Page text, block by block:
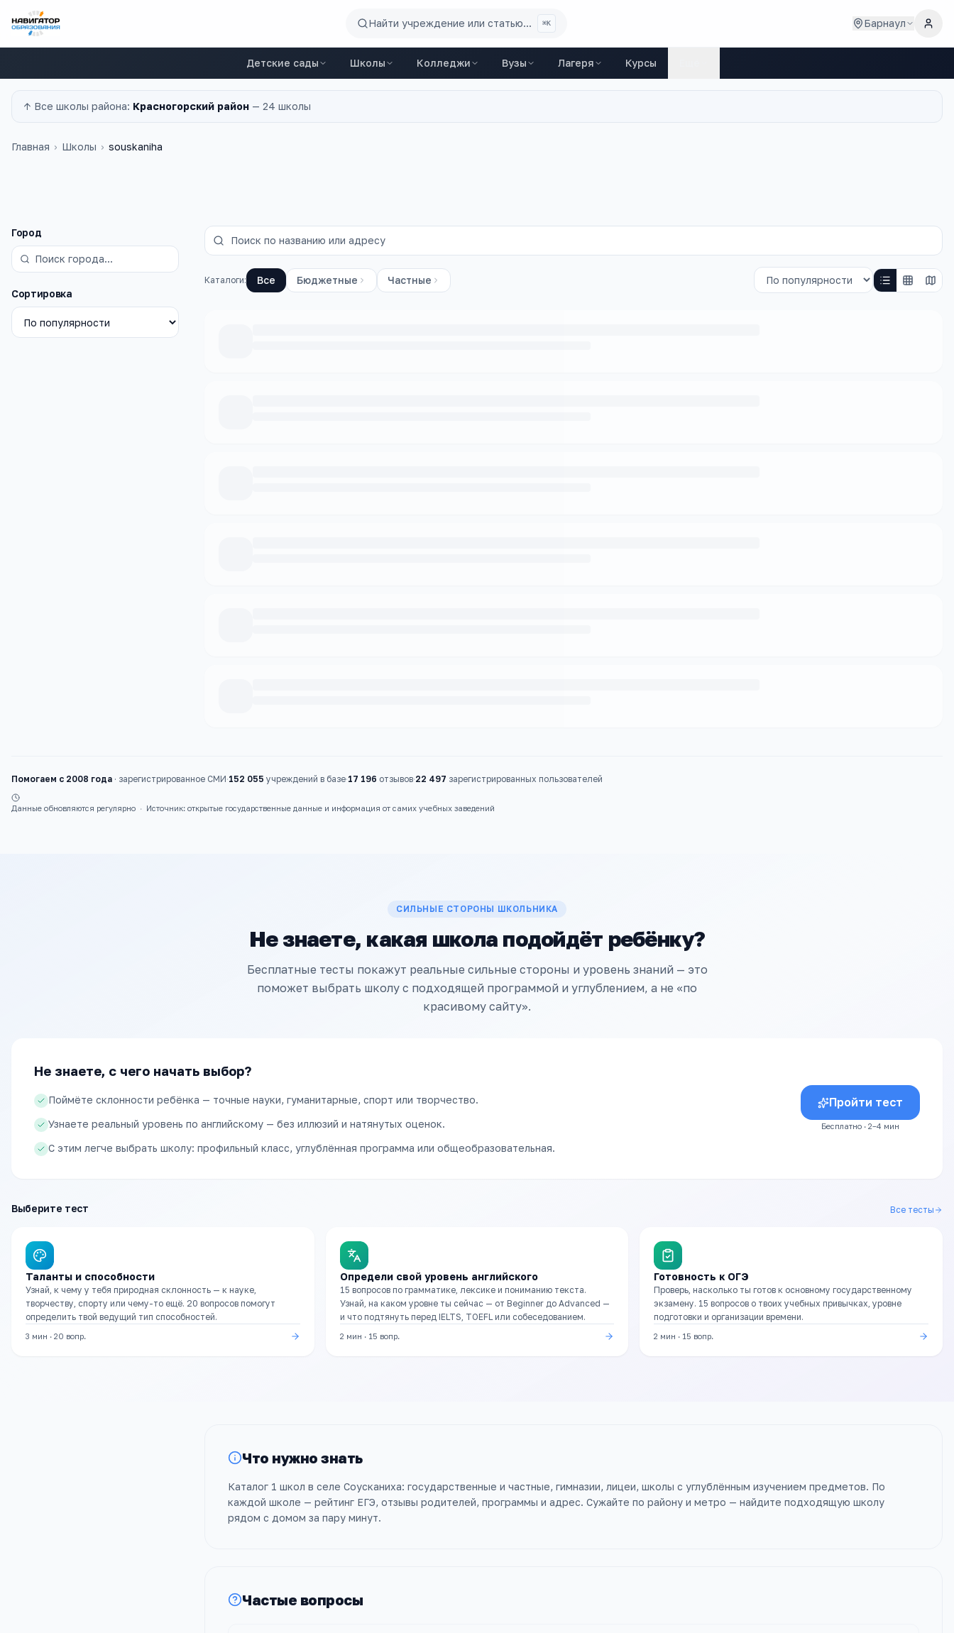
Найти учреждение или статью... ⌘K Барнаул
Детские сады Школы Колледжи Вузы Лагеря Курсы
↑ Все школы района: Красногорский район — 24 школы
Главная › Школы › souskaniha
Фильтры
Город
Сортировка
Каталоги: Все Бюджетные Частные
Помогаем с 2008 года · зарегистрированное СМИ·152 055 учреждений в базе·17 196 отзывов·22 497 зарегистрированных пользователей
Данные обновляются регулярно · Источник: открытые государственные данные и информация от самих учебных заведений
СИЛЬНЫЕ СТОРОНЫ ШКОЛЬНИКА
Не знаете, какая школа подойдёт ребёнку?
Бесплатные тесты покажут реальные сильные стороны и уровень знаний — это
поможет выбрать школу с подходящей программой и углублением, а не «по
красивому сайту».
Не знаете, с чего начать выбор?
Поймёте склонности ребёнка — точные науки, гуманитарные, спорт или творчество.
Узнаете реальный уровень по английскому — без иллюзий и натянутых оценок.
С этим легче выбрать школу: профильный класс, углублённая программа или общеобразовательная.
Пройти тест
Бесплатно · 2–4 мин
Выберите тест Все тесты
Таланты и способности
Узнай, к чему у тебя природная склонность — к науке,
творчеству, спорту или чему-то ещё. 20 вопросов помогут
определить твой ведущий тип способностей.
3 мин · 20 вопр.
Определи свой уровень английского
15 вопросов по грамматике, лексике и пониманию текста.
Узнай, на каком уровне ты сейчас — от Beginner до Advanced —
и что подтянуть перед IELTS, TOEFL или собеседованием.
2 мин · 15 вопр.
Готовность к ОГЭ
Проверь, насколько ты готов к основному государственному
экзамену. 15 вопросов о твоих учебных привычках, уровне
подготовки и организации времени.
2 мин · 15 вопр.
Что нужно знать
Каталог 1 школ в селе Соусканиха: государственные и частные, гимназии, лицеи, школы с углублённым изучением предметов. По
каждой школе — рейтинг ЕГЭ, отзывы родителей, программы и адрес. Сужайте по району и метро — найдите подходящую школу
рядом с домом за пару минут.
Частые вопросы